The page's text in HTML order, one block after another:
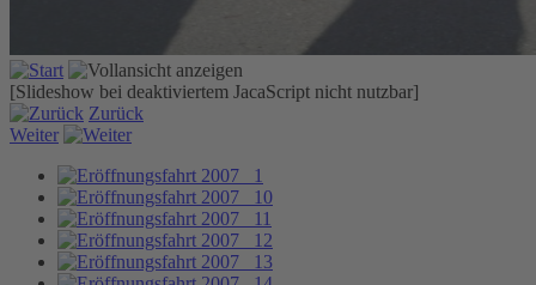
[Slideshow bei deaktiviertem JacaScript nicht nutzbar]
Zurück
Weiter